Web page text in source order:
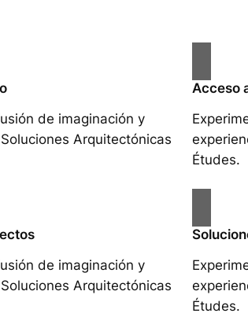
de imaginación y
Arquitectónicas
Acceso
Études.
de imaginación y
Arquitectónicas
Études.